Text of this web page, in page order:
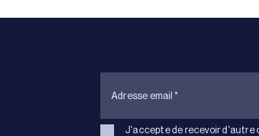
J'accepte de recevoir d'autre